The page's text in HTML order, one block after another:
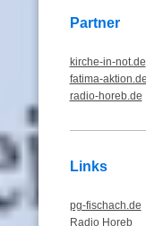
Partner
kirche-in-not.de
fatima-aktion.de
radio-horeb.de
Links
pg-fischach.de
Radio Horeb